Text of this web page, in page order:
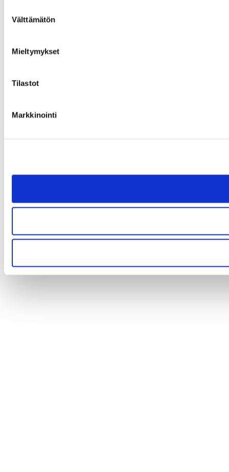
valinta
Välttämätön
Mieltymykset
Tilastot
Markkinointi